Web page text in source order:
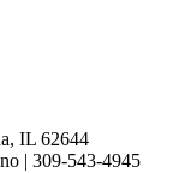
IL 62644
| 309-543-4945